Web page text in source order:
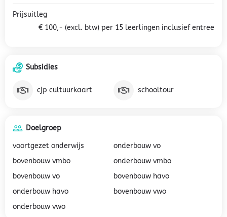
Prijsuitleg
€ 100,- (excl. btw) per 15 leerlingen inclusief entree
Subsidies
cjp cultuurkaart schooltour
Doelgroep
voortgezet onderwijs
onderbouw vo
bovenbouw vmbo
onderbouw vmbo
bovenbouw vo
bovenbouw havo
onderbouw havo
bovenbouw vwo
onderbouw vwo